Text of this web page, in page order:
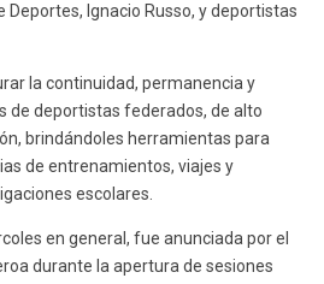
Deportes, Ignacio Russo, y deportistas
la continuidad, permanencia y
de deportistas federados, de alto
brindándoles herramientas para
de entrenamientos, viajes y
escolares.
en general, fue anunciada por el
durante la apertura de sesiones